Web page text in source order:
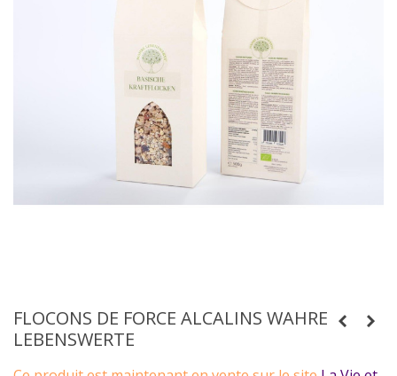
FLOCONS DE FORCE ALCALINS WAHRE
LEBENSWERTE